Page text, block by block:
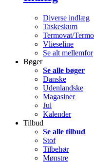
Diverse indlæg
Taskeskum
Termovat/
Vlieseline
Se alt mellemfor
Bøger
Se alle bøger
Danske
Udenlandske
Magasiner
Jul
Kalender
Tilbud
Se alle tilbud
Stof
Tilbehør
Mønstre